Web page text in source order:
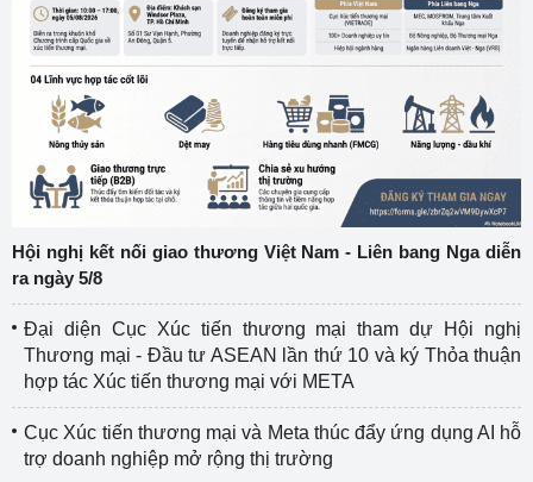
Hội nghị kết nối giao thương Việt Nam - Liên bang Nga diễn
ra ngày 5/8
Đại diện Cục Xúc tiến thương mại tham dự Hội nghị
Thương mại - Đầu tư ASEAN lần thứ 10 và ký Thỏa thuận
hợp tác Xúc tiến thương mại với META
Cục Xúc tiến thương mại và Meta thúc đẩy ứng dụng AI hỗ
trợ doanh nghiệp mở rộng thị trường